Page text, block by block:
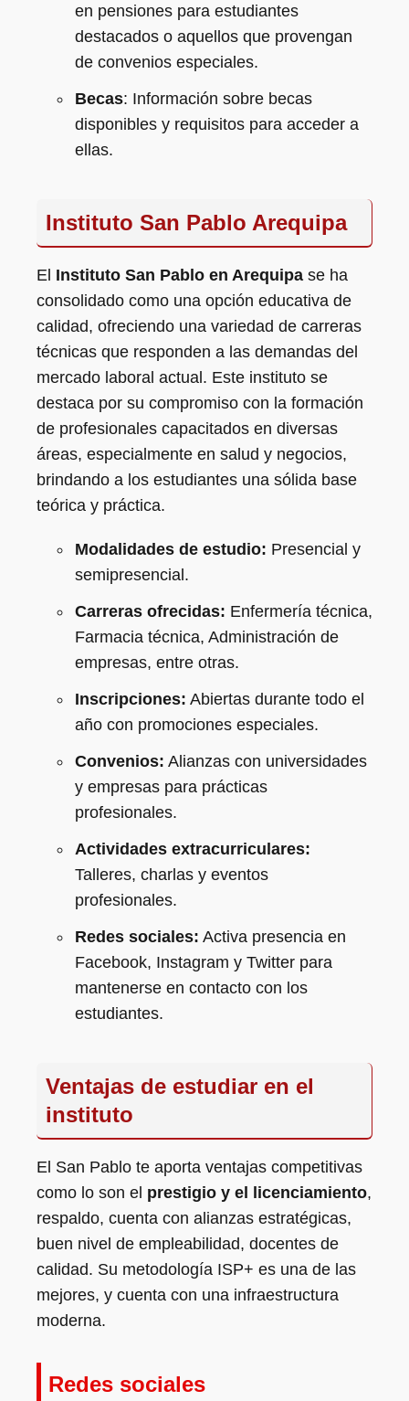
en pensiones para estudiantes
destacados o aquellos que provengan
de convenios especiales.
Becas: Información sobre becas
disponibles y requisitos para acceder a
ellas.
Instituto San Pablo Arequipa
El Instituto San Pablo en Arequipa se ha
consolidado como una opción educativa de
calidad, ofreciendo una variedad de carreras
técnicas que responden a las demandas del
mercado laboral actual. Este instituto se
destaca por su compromiso con la formación
de profesionales capacitados en diversas
áreas, especialmente en salud y negocios,
brindando a los estudiantes una sólida base
teórica y práctica.
Modalidades de estudio: Presencial y
semipresencial.
Carreras ofrecidas: Enfermería técnica,
Farmacia técnica, Administración de
empresas, entre otras.
Inscripciones: Abiertas durante todo el
año con promociones especiales.
Convenios: Alianzas con universidades
y empresas para prácticas
profesionales.
Actividades extracurriculares:
Talleres, charlas y eventos
profesionales.
Redes sociales: Activa presencia en
Facebook, Instagram y Twitter para
mantenerse en contacto con los
estudiantes.
Ventajas de estudiar en el
instituto
El San Pablo te aporta ventajas competitivas
como lo son el prestigio y el licenciamiento,
respaldo, cuenta con alianzas estratégicas,
buen nivel de empleabilidad, docentes de
calidad. Su metodología ISP+ es una de las
mejores, y cuenta con una infraestructura
moderna.
Redes sociales